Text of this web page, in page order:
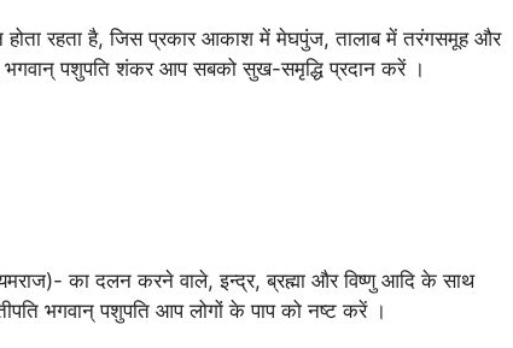
रहता है, जिस प्रकार आकाश में मेघपुंज, तालाब में तरंगसमूह और
भगवान् पशुपति शंकर आप सबको सुख-समृद्धि प्रदान करें ।
का दलन करने वाले, इन्द्र, ब्रह्मा और विष्णु आदि के साथ
भगवान् पशुपति आप लोगों के पाप को नष्ट करें ।